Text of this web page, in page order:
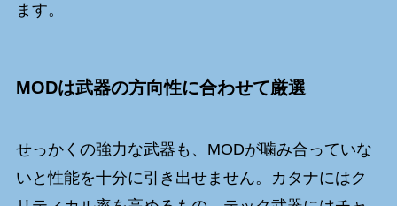
ます。
MODは武器の方向性に合わせて厳選
せっかくの強力な武器も、MODが噛み合っていな
いと性能を十分に引き出せません。カタナにはク